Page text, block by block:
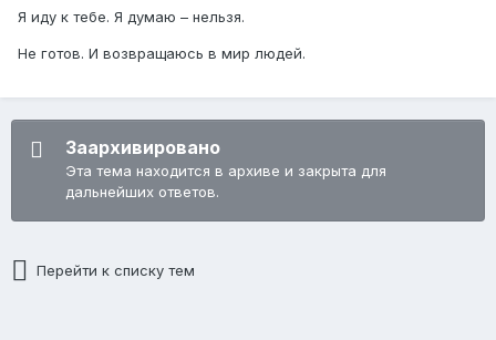
Я иду к тебе. Я думаю – нельзя.
Не готов. И возвращаюсь в мир людей.
Заархивировано
Эта тема находится в архиве и закрыта для
дальнейших ответов.
Перейти к списку тем